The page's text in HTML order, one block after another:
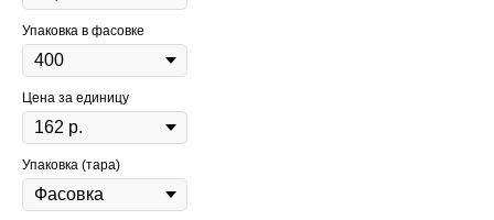
Упаковка в фасовке
Цена за единицу
Упаковка (тара)